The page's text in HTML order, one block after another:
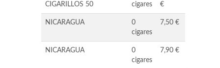
CIGARILLOS 50
cigares
€
NICARAGUA
0
cigares
7,50 €
NICARAGUA
0
cigares
7,90 €